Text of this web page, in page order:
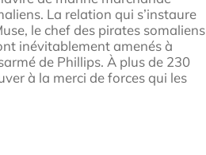
La relation qui s’instaure
le chef des pirates somaliens
inévitablement amenés à
de Phillips. À plus de 230
à la merci de forces qui les